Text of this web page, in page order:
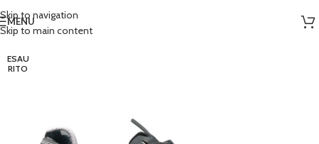
Skip to navigation
Skip to main content
MENU
ESAU
RITO